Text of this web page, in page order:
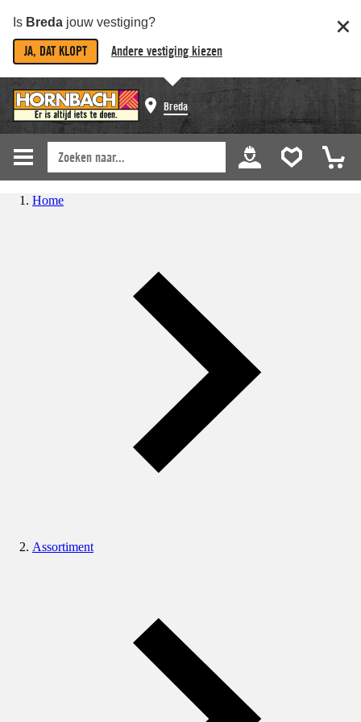
Is Breda jouw vestiging?
JA, DAT KLOPT Andere vestiging kiezen
Breda
Home
Assortiment